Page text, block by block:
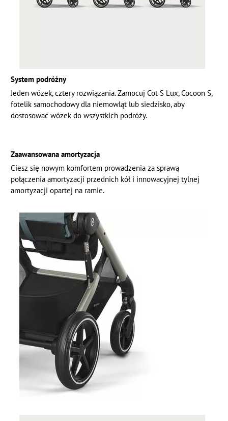
System podróżny
Jeden wózek, cztery rozwiązania. Zamocuj Cot S Lux, Cocoon S,
fotelik samochodowy dla niemowląt lub siedzisko, aby
dostosować wózek do wszystkich podróży.
Zaawansowana amortyzacja
Ciesz się nowym komfortem prowadzenia za sprawą
połączenia amortyzacji przednich kół i innowacyjnej tylnej
amortyzacji opartej na ramie.